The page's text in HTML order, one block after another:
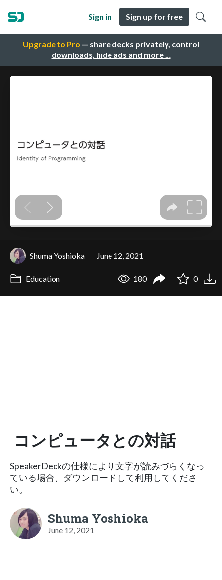
Upgrade to Pro — share decks privately, control
downloads, hide ads and more …
Sign in Sign up for free
Shuma Yoshioka June 12, 2021
Education 180 0
コンピュータとの対話
SpeakerDeckの仕様により文字が読みづらくなっ
ている場合、ダウンロードして利用してくださ
い。
Shuma Yoshioka
June 12, 2021